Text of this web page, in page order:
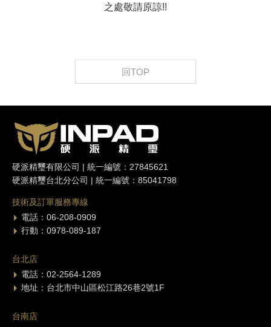
之處敬請原諒!!
回TOP
硬派精璽有限公司 | 統一編號：27845621
硬派精璽台北分公司 | 統一編號：85041798
技術及訂單服務專線
電話：06-208-0909
行動：0978-089-187
台北店
電話：02-2564-1289
地址：台北市中山區松江路26巷2號1F
台南店